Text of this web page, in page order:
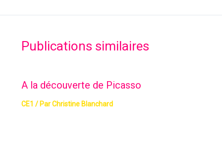
Publications similaires
A la découverte de Picasso
CE1 / ParChristine Blanchard